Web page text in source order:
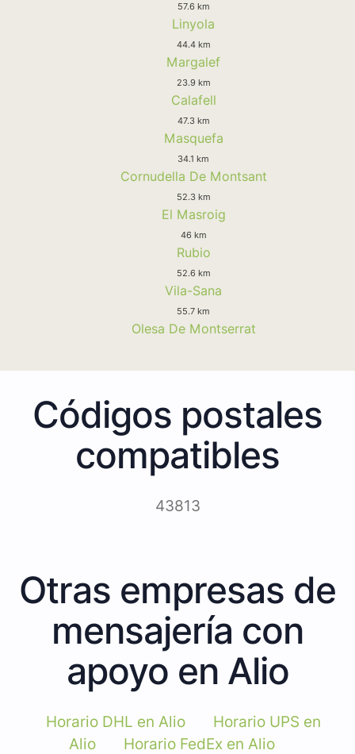
57.6 km
Linyola
44.4 km
Margalef
23.9 km
Calafell
47.3 km
Masquefa
34.1 km
Cornudella De Montsant
52.3 km
El Masroig
46 km
Rubio
52.6 km
Vila-Sana
55.7 km
Olesa De Montserrat
Códigos postales
compatibles
43813
Otras empresas de
mensajería con
apoyo en Alio
Horario DHL en Alio
Horario UPS en
Alio
Horario FedEx en Alio